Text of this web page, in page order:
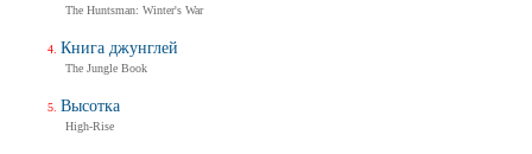
The Huntsman: Winter's War
Книга джунглей
The Jungle Book
Высотка
High-Rise